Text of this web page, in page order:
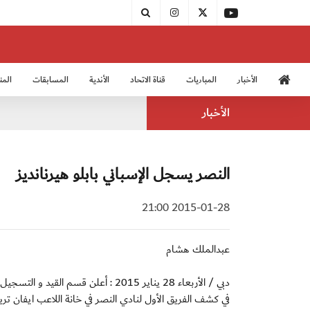
الأخبار المباريات قناة الاتحاد الأندية المسابقات
الأخبار
النصر يسجل الإسباني بابلو هيرنانديز
2015-01-28 21:00
عبدالملك هشام
دبي / الأربعاء 28 يناير 2015 : أعلن
في كشف الفريق الأول لنادي النصر في خانة اللاعب ايفان